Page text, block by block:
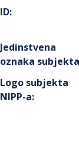
ID:
Jedinstvena
oznaka subjekta
Logo subjekta
NIPP-a: